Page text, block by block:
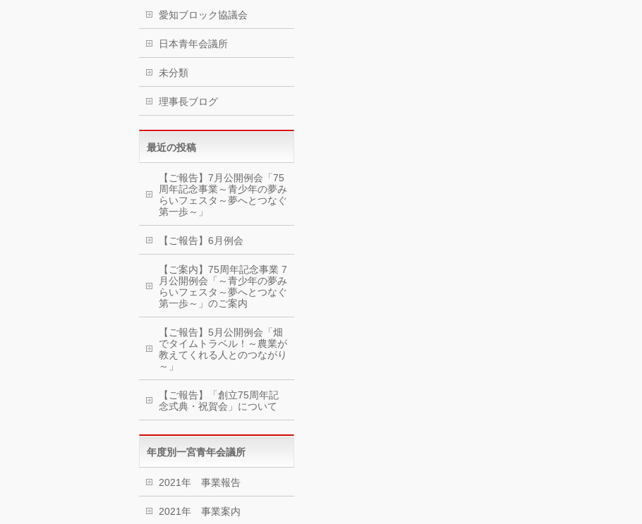
愛知ブロック協議会
日本青年会議所
未分類
理事長ブログ
最近の投稿
【ご報告】7月公開例会「75
周年記念事業～青少年の夢み
らいフェスタ～夢へとつなぐ
第一歩～」
【ご報告】6月例会
【ご案内】75周年記念事業 7
月公開例会「～青少年の夢み
らいフェスタ～夢へとつなぐ
第一歩～」のご案内
【ご報告】5月公開例会「畑
でタイムトラベル！～農業が
教えてくれる人とのつながり
～」
【ご報告】「創立75周年記
念式典・祝賀会」について
年度別一宮青年会議所
2021年 事業報告
2021年 事業案内